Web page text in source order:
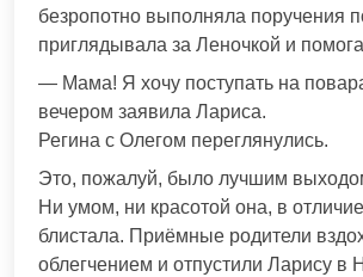
безропотно выполняла поручения
приглядывала за Леночкой и
— Мама! Я хочу поступать на
вечером заявила Лариса.
Регина с Олегом переглянулись.
Это, пожалуй, было лучшим
Ни умом, ни красотой она, в
блистала. Приёмные родители
облегчением и отпустили Ларису в